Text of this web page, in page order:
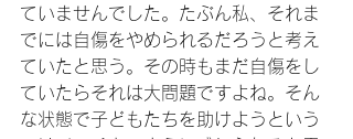
ていませんでした。たぶん私、それま
でには自傷をやめられるだろうと考え
ていたと思う。その時もまだ自傷をし
ていたらそれは大問題ですよね。そん
な状態で子どもたちを助けようという